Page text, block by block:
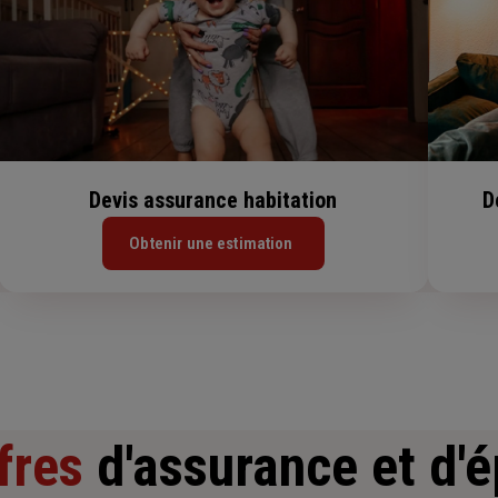
Devis assurance habitation
Obtenir une estimation
d'assurance et